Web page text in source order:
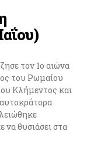
τον 1ο αιώνα
του Ρωμαίου
Κλήμεντος και
να θυσιάσει στα